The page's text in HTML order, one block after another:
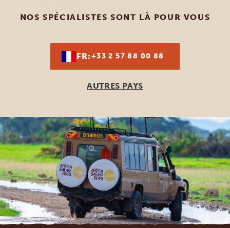
NOS SPÉCIALISTES SONT LÀ POUR VOUS
FR:+33 2 57 88 00 88
AUTRES PAYS